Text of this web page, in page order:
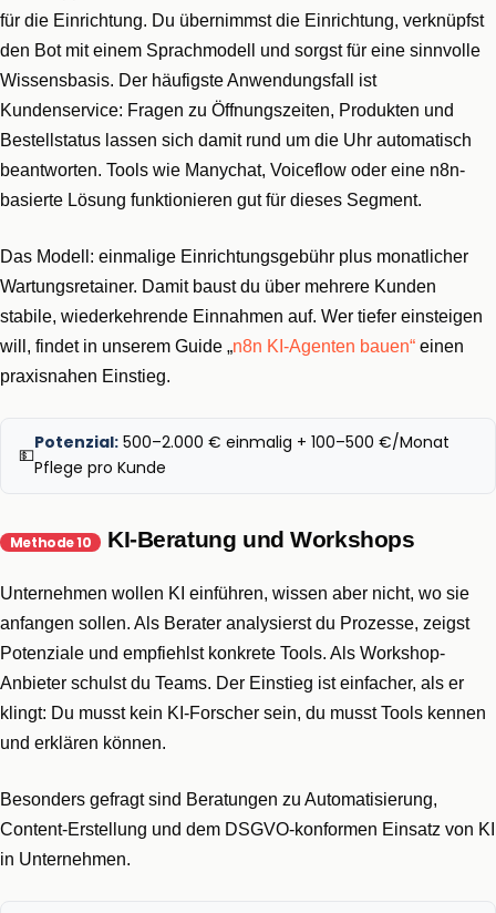
für die Einrichtung. Du übernimmst die Einrichtung, verknüpfst
den Bot mit einem Sprachmodell und sorgst für eine sinnvolle
Wissensbasis. Der häufigste Anwendungsfall ist
Kundenservice: Fragen zu Öffnungszeiten, Produkten und
Bestellstatus lassen sich damit rund um die Uhr automatisch
beantworten. Tools wie Manychat, Voiceflow oder eine n8n-
basierte Lösung funktionieren gut für dieses Segment.
Das Modell: einmalige Einrichtungsgebühr plus monatlicher
Wartungsretainer. Damit baust du über mehrere Kunden
stabile, wiederkehrende Einnahmen auf. Wer tiefer einsteigen
will, findet in unserem Guide „n8n KI-Agenten bauen“ einen
praxisnahen Einstieg.
💵
Potenzial: 500–2.000 € einmalig + 100–500 €/Monat
Pflege pro Kunde
Methode 10 KI-Beratung und Workshops
Unternehmen wollen KI einführen, wissen aber nicht, wo sie
anfangen sollen. Als Berater analysierst du Prozesse, zeigst
Potenziale und empfiehlst konkrete Tools. Als Workshop-
Anbieter schulst du Teams. Der Einstieg ist einfacher, als er
klingt: Du musst kein KI-Forscher sein, du musst Tools kennen
und erklären können.
Besonders gefragt sind Beratungen zu Automatisierung,
Content-Erstellung und dem DSGVO-konformen Einsatz von KI
in Unternehmen.